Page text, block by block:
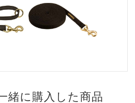
緒に購入した商品